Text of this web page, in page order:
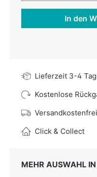
In den
Lieferzeit 3-4
Kostenlose
Click & Collect
MEHR AUSWAHL